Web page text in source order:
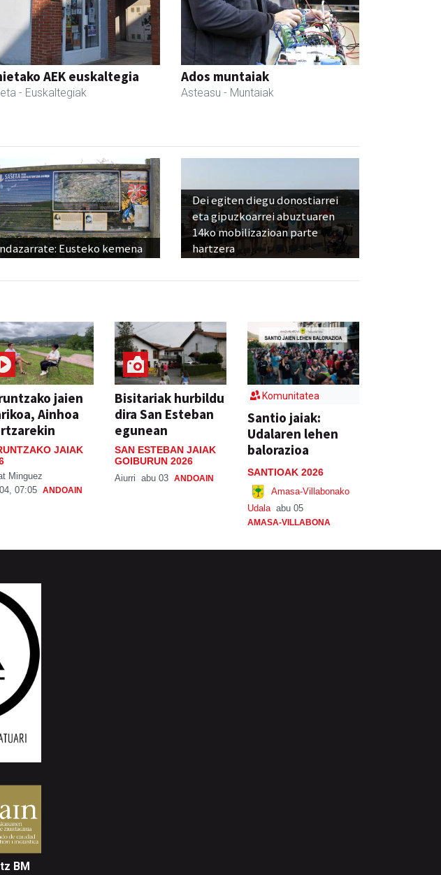
AEK euskaltegia
- Euskaltegiak
Ados muntaiak
Asteasu - Muntaiak
Eusteko kemena
Dei egiten diegu donostiarrei
eta gipuzkoarrei abuztuaren
14ko mobilizazioan parte
hartzera
jaien
Ainhoa
JAIAK
Minguez
07:05 ANDOAIN
Bisitariak hurbildu
dira San Esteban
egunean
SAN ESTEBAN JAIAK
GOIBURUN 2026
Aiurri abu 03 ANDOAIN
Komunitatea
Santio jaiak:
Udalaren lehen
balorazioa
SANTIOAK 2026
Amasa-Villabonako
Udala abu 05
AMASA-VILLABONA
BM